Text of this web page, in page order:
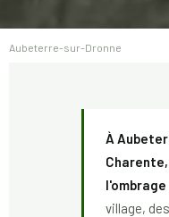
Aubeterre-sur-Dronne
À
village,